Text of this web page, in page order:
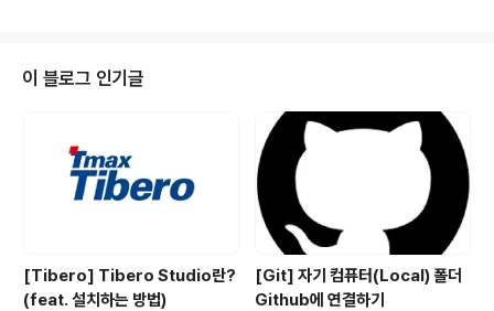
꿔준 2진수가 제일 작은 숫자가 됩니다. 만약 모두 1이라면
맨 첫번째 숫자를 0으로 바꿔주고 맨 앞에 1을 추가해줍니
다. ex) 1001 -> 1010, 111 -> 1011 Source Code 배
운점 짝수일 때 2진수는 끝이 무조건 0이다. 홀수일 때 2
진수는 끝이 무조건 1..
이 블로그 인기글
[Tibero] Tibero Studio란?
(feat. 설치하는 방법)
[Git] 자기 컴퓨터(Local) 폴더
Github에 연결하기